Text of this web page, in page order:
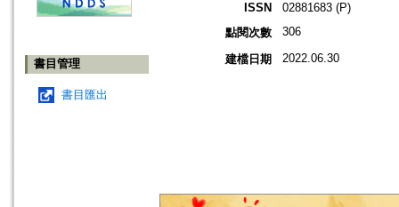
書目管理
書目匯出
ISSN
02881683 (P)
點閱次數
306
建檔日期 2022.06.30